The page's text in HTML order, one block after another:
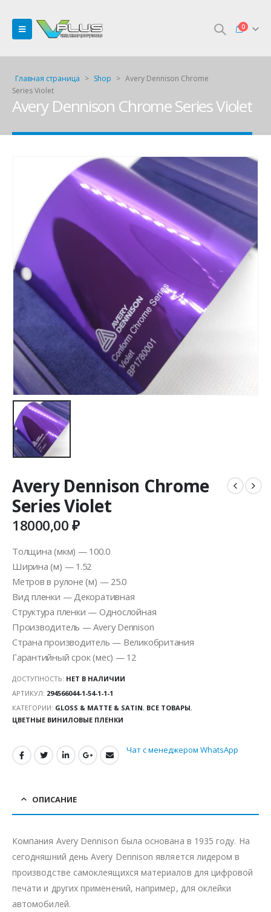
0
Главная страница > Shop > Avery Dennison Chrome
Series Violet
Avery Dennison Chrome Series Violet
Avery Dennison Chrome
Series Violet
18000,00₽
Толщина (мкм) — 100.0
Ширина (м) — 1.52
Метров в рулоне (м) — 25.0
Вид пленки — Декоративная
Структура пленки — Однослойная
Производитель — Avery Dennison
Страна производитель — Великобритания
Гарантийный срок (мес) — 12
ДОСТУПНОСТЬ: НЕТ В НАЛИЧИИ
АРТИКУЛ: 294566044-1-54-1-1-1
КАТЕГОРИИ: GLOSS & MATTE & SATIN, ВСЕ ТОВАРЫ,
ЦВЕТНЫЕ ВИНИЛОВЫЕ ПЛЕНКИ
Чат с менеджером WhatsApp
ОПИСАНИЕ
Компания Avery Dennison была основана в 1935 году. На
сегодняшний день Avery Dennison является лидером в
производстве самоклеящихся материалов для цифровой
печати и других применений, например, для оклейки
автомобилей.